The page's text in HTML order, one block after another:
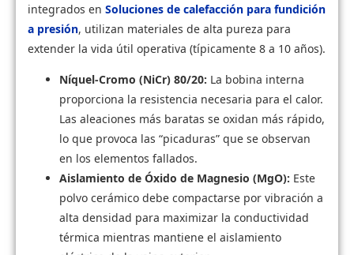
integrados en Soluciones de calefacción para fundición
a presión, utilizan materiales de alta pureza para
extender la vida útil operativa (típicamente 8 a 10 años).
Níquel-Cromo (NiCr) 80/20: La bobina interna
proporciona la resistencia necesaria para el calor.
Las aleaciones más baratas se oxidan más rápido,
lo que provoca las “picaduras” que se observan
en los elementos fallados.
Aislamiento de Óxido de Magnesio (MgO): Este
polvo cerámico debe compactarse por vibración a
alta densidad para maximizar la conductividad
térmica mientras mantiene el aislamiento